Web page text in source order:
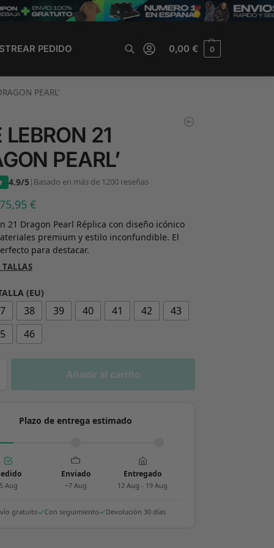
PEDIDO 0,00€ 0
PEARL’
LEBRON 21
PEARL’
4.9/5| Basado en más de 1200 reseñas
75,95€
21 Dragon Pearl Réplica con diseño icónico
premium y estilo inconfundible. El
para destacar.
(EU)
38 39 40 41 42
43
46
Añadir al carrito
Plazo de entrega estimado
Aug
Enviado
~7 Aug
Entregado
12 Aug - 19 Aug
gratuito Con seguimiento Devolución 30 días